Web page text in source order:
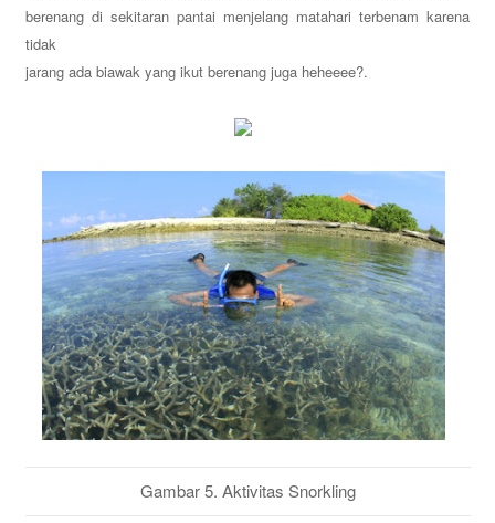
berenang di sekitaran pantai menjelang matahari terbenam karena
tidak
jarang ada biawak yang ikut berenang juga heheeee?.
Gambar 5. Aktivitas Snorkling